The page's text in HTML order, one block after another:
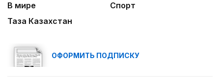
В мире
Спорт
Таза Казахстан
ОФОРМИТЬ ПОДПИСКУ